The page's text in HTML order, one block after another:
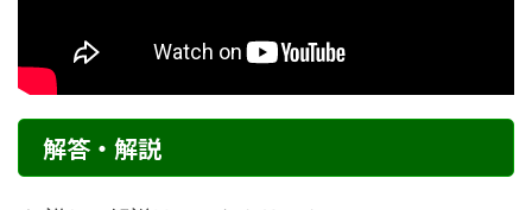
解答・解説